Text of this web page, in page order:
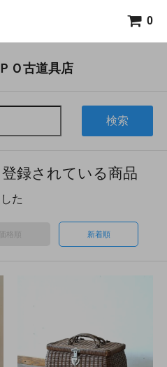
0
Ｏ古道具店
検索
録されている商品
た
価格順 新着順